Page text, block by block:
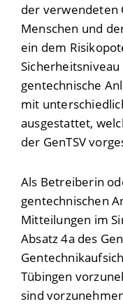
der verwendeten
Menschen und
ein dem
gentechnische
mit
ausgestattet,
der GenTSV
Als Betreiberin
gentechnischen
Mitteilungen im
Absatz 4a des
Tübingen
sind